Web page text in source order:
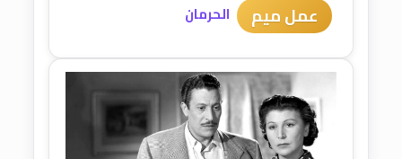
عمل ميم الحرمان